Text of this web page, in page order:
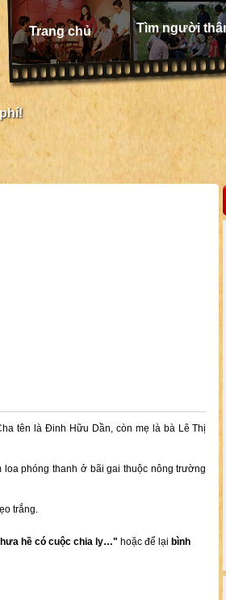
Trang chủ Tìm người
tên là Đinh Hữu Dần, còn mẹ là bà Lê Thị
phóng thanh ở bãi gai thuộc nông trường
trắng.
hề có cuộc chia ly…" hoặc để lại bình